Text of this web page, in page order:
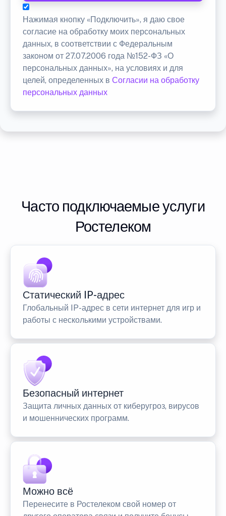
Нажимая кнопку «Подключить», я даю свое
согласие на обработку моих персональных
данных, в соответствии с Федеральным
законом от 27.07.2006 года №152-ФЗ «О
персональных данных», на условиях и для
целей, определенных в Согласии на обработку
персональных данных
Часто подключаемые услуги
Ростелеком
Статический IP-адрес
Глобальный IP-адрес в сети интернет для игр и
работы с несколькими устройствами.
Безопасный интернет
Защита личных данных от киберугроз, вирусов
и мошеннических программ.
Можно всё
Перенесите в Ростелеком свой номер от